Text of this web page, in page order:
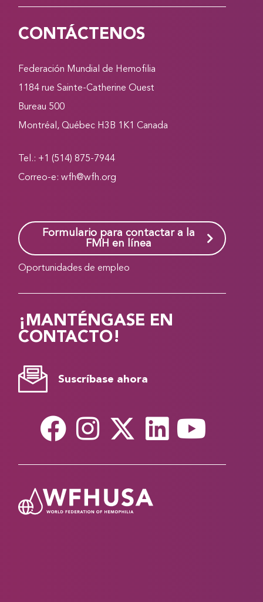
CONTÁCTENOS
Federación Mundial de Hemofilia
1184 rue Sainte-Catherine Ouest
Bureau 500
Montréal, Québec H3B 1K1 Canada
Tel.: +1 (514) 875-7944
Correo-e:wfh@wfh.org
Formulario para contactar a la
FMH en línea
Oportunidades de empleo
¡MANTÉNGASE EN
CONTACTO!
Suscríbase ahora